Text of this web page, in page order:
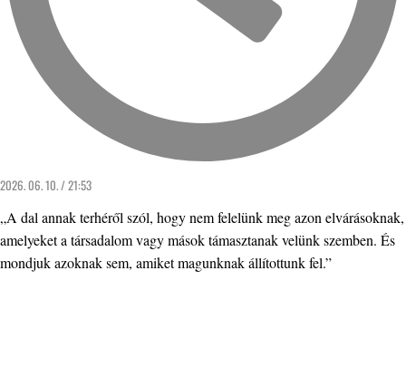
2026. 06. 10. / 21:53
„A dal annak terhéről szól, hogy nem felelünk meg azon elvárásoknak,
amelyeket a társadalom vagy mások támasztanak velünk szemben. És
mondjuk azoknak sem, amiket magunknak állítottunk fel.”